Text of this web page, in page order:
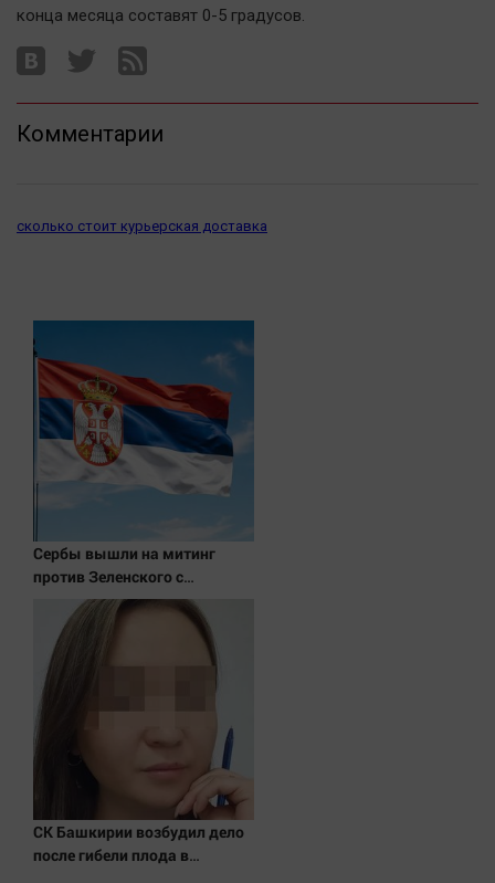
Афиша
Блогеркуль
Вирус чтения
Дети
Конкурс
Народная журналистика
Обсуждаем
Персона
Последняя инстанция
Светская жизнь
Тенденции
Точка на карте
конца месяца составят 0-5 градусов.
Комментарии
сколько стоит курьерская доставка
Сербы вышли на митинг
против Зеленского с
портретами Путина
СК Башкирии возбудил дело
после гибели плода в